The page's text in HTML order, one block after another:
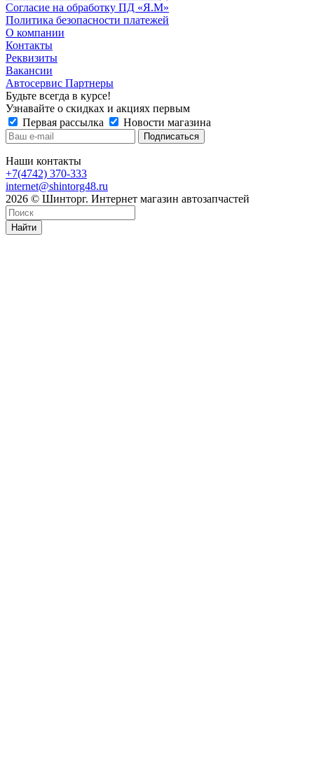
Согласие на обработку ПД «Я.М»
Политика безопасности платежей
О компании
Контакты
Реквизиты
Вакансии
Автосервис Партнеры
Будьте всегда в курсе!
Узнавайте о скидках и акциях первым
Первая рассылка
Новости магазина
Наши контакты
+7(4742) 370-333
internet@shintorg48.ru
2026 © Шинторг. Интернет магазин автозапчастей
Найти